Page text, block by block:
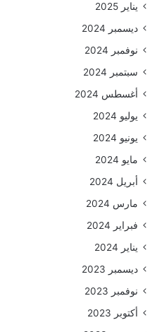
يناير 2025
ديسمبر 2024
نوفمبر 2024
سبتمبر 2024
أغسطس 2024
يوليو 2024
يونيو 2024
مايو 2024
أبريل 2024
مارس 2024
فبراير 2024
يناير 2024
ديسمبر 2023
نوفمبر 2023
أكتوبر 2023